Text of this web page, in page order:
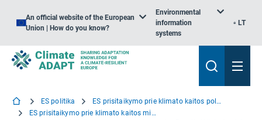
An official website of the European
Union | How do you know?
Environmental
information
systems
LT
ES politika
ES prisitaikymo prie klimato kaitos politika
ES prisitaikymo prie klimato kaitos misija